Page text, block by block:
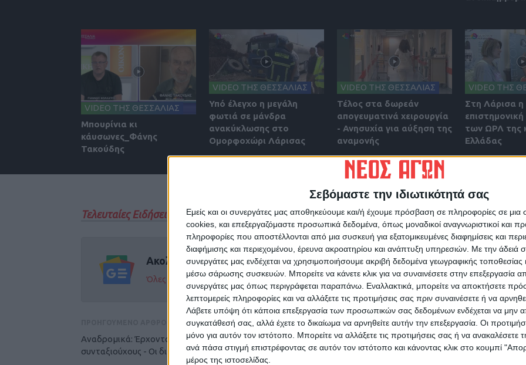
Σεβόμαστε την ιδιωτικότητά σας
Εμείς και οι συνεργάτες μας αποθηκεύουμε και/ή έχουμε πρόσβαση σε πληροφορίες σε
cookies, και επεξεργαζόμαστε προσωπικά δεδομένα, όπως μοναδικοί αναγνωριστικοί και
πληροφορίες που αποστέλλονται από μια συσκευή για εξατομικευμένες διαφημίσεις και
διαφήμισης και περιεχομένου, έρευνα ακροατηρίου και ανάπτυξη υπηρεσιών. Με την άδειά
συνεργάτες μας ενδέχεται να χρησιμοποιήσουμε ακριβή δεδομένα γεωγραφικής τοποθεσίας
μέσω σάρωσης συσκευών. Μπορείτε να κάνετε κλικ για να συναινέσετε στην επεξεργασία
συνεργάτες μας όπως περιγράφεται παραπάνω. Εναλλακτικά, μπορείτε να αποκτήσετε
λεπτομερείς πληροφορίες και να αλλάξετε τις προτιμήσεις σας πριν συναινέσετε ή να
Λάβετε υπόψη ότι κάποια επεξεργασία των προσωπικών σας δεδομένων ενδέχεται να μην
συγκατάθεσή σας, αλλά έχετε το δικαίωμα να αρνηθείτε αυτήν την επεξεργασία. Οι
μόνο για αυτόν τον ιστότοπο. Μπορείτε να αλλάξετε τις προτιμήσεις σας ή να ανακαλέσετε
ανά πάσα στιγμή επιστρέφοντας σε αυτόν τον ιστότοπο και κάνοντας κλικ στο κουμπί
μέρος της ιστοσελίδας.
VIDEO ΤΗΣ ΘΕΣΣΑΛΙΑΣ
Μπουρίνια κι
κάυσωνες_Φάνης
Τακούδης
VIDEO ΤΗΣ ΘΕΣΣΑΛΙΑΣ
Υπό έλεγχο η μεγάλη
φωτιά σε μάνδρα
ανακύκλωσης στο
Ομορφοχώρι Λάρισας
VIDEO ΤΗΣ ΘΕΣΣΑΛΙΑΣ
Τέλος στα δωρεάν
απογευματινά χειρουργία
- Ανησυχία για αύξηση της
αναμονής
VIDEO ΤΗΣ
Στη Λάρισα η
των ΩΡΛ της
Ελλάδας
Τελευταίες Ειδήσεις Σήμερα
Ακολούθησε την εφημερίδα ΝΕΟΣ ΑΓΩΝ στο Google News!
Όλες οι εξελίξεις στην περιοχή της Καρδίτσας και ευρύτερα της Θεσσαλίας
Αναδρομικά: Έρχονται πληρωμές εξπρές σε
συνταξιούχους - Οι δικαιούχοι
ΕΠΟΜΕΝΟ ΑΡΘΡΟ
Στους «16» του Κυπέλλου ο Απόλλων Πόντου
που απέκλεισε την ΑΣΑ!